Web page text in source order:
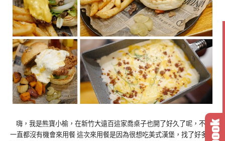
嗨，我是熊寶小榆，在新竹大遠百這家喬桌子也開了好久了呢，不過
一直都沒有機會來用餐 這次來用餐是因為很想吃美式漢堡，找了好多間